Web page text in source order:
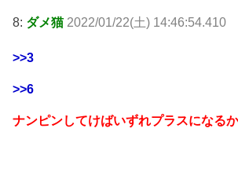
8: ダメ猫 2022/01/22(土) 14:46:54.410
>>3
>>6
ナンピンしてけばいずれプラスになる